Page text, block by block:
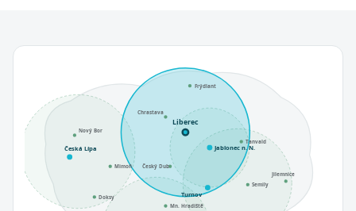
Liberec
Jablonec n. N.
Turnov
Česká Lípa
Chrastava
Frýdlant
Tanvald
Semily
Jilemnice
Nový Bor
Mimoň
Doksy
Mn. Hradiště
Český Dub